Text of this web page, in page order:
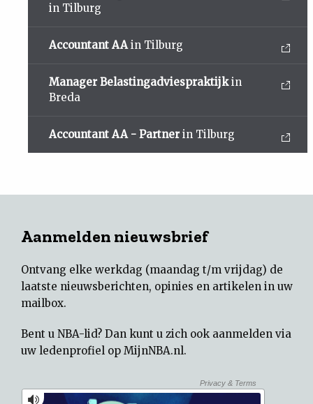
in Tilburg
Accountant AA in Tilburg
Manager Belastingadviespraktijkin
Breda
Accountant AA - Partner in Tilburg
Aanmelden nieuwsbrief
Ontvang elke werkdag (maandag t/m vrijdag) de
laatste nieuwsberichten, opinies en artikelen in uw
mailbox.
Bent u NBA-lid? Dan kunt u zich ook aanmelden via
uw ledenprofiel op MijnNBA.nl.